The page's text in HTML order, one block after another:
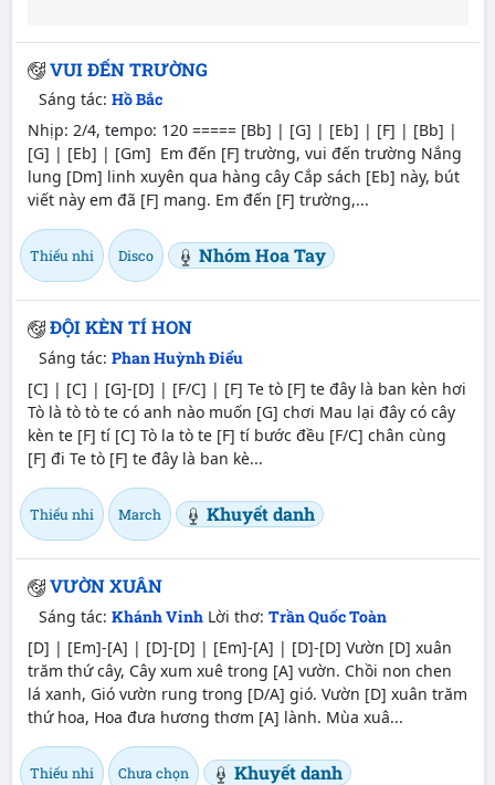
VUI ĐẾN TRƯỜNG
Sáng tác: Hồ Bắc
Nhịp: 2/4, tempo: 120 ===== [Bb] | [G] | [Eb] | [F] | [Bb] |
[G] | [Eb] | [Gm] Em đến [F] trường, vui đến trường Nắng
lung [Dm] linh xuyên qua hàng cây Cắp sách [Eb] này, bút
viết này em đã [F] mang. Em đến [F] trường,...
Thiếu nhi Disco Nhóm Hoa Tay
ĐỘI KÈN TÍ HON
Sáng tác: Phan Huỳnh Điểu
[C] | [C] | [G]-[D] | [F/C] | [F] Te tò [F] te đây là ban kèn hơi
Tò là tò tò te có anh nào muốn [G] chơi Mau lại đây có cây
kèn te [F] tí [C] Tò la tò te [F] tí bước đều [F/C] chân cùng
[F] đi Te tò [F] te đây là ban kè...
Thiếu nhi March Khuyết danh
VƯỜN XUÂN
Sáng tác: Khánh Vinh Lời thơ: Trần Quốc Toàn
[D] | [Em]-[A] | [D]-[D] | [Em]-[A] | [D]-[D] Vườn [D] xuân
trăm thứ cây, Cây xum xuê trong [A] vườn. Chồi non chen
lá xanh, Gió vườn rung trong [D/A] gió. Vườn [D] xuân trăm
thứ hoa, Hoa đưa hương thơm [A] lành. Mùa xuâ...
Thiếu nhi Chưa chọn Khuyết danh